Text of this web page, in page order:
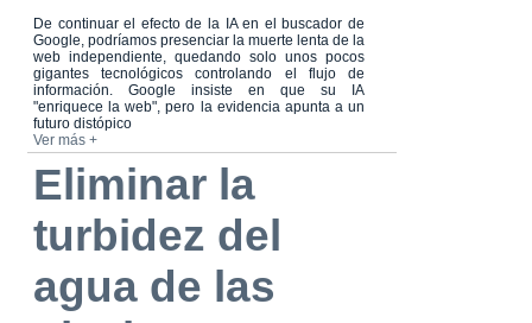
De continuar el efecto de la IA en el buscador de
Google, podríamos presenciar la muerte lenta de la
web independiente, quedando solo unos pocos
gigantes tecnológicos controlando el flujo de
información. Google insiste en que su IA
"enriquece la web", pero la evidencia apunta a un
futuro distópico
Ver más +
Eliminar la
turbidez del
agua de las